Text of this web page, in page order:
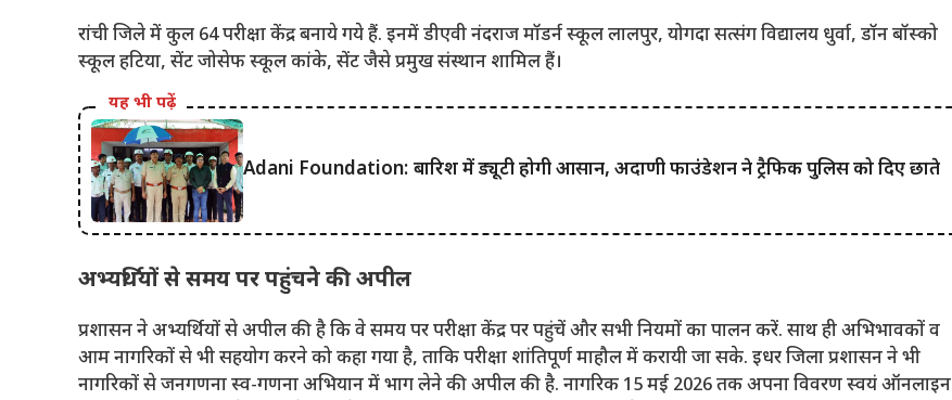
रांची जिले में कुल 64 परीक्षा केंद्र बनाये गये हैं. इनमें डीएवी नंदराज मॉडर्न स्कूल लालपुर, योगदा सत्संग विद्यालय धुर्वा, डॉन बॉस्को
स्कूल हटिया, सेंट जोसेफ स्कूल कांके, सेंट जैसे प्रमुख संस्थान शामिल हैं।
यह भी पढ़ें
Adani Foundation: बारिश में ड्यूटी होगी आसान, अदाणी फाउंडेशन ने ट्रैफिक पुलिस को दिए छाते
अभ्यर्थियों से समय पर पहुंचने की अपील
प्रशासन ने अभ्यर्थियों से अपील की है कि वे समय पर परीक्षा केंद्र पर पहुंचें और सभी नियमों का पालन करें. साथ ही अभिभावकों व
आम नागरिकों से भी सहयोग करने को कहा गया है, ताकि परीक्षा शांतिपूर्ण माहौल में करायी जा सके. इधर जिला प्रशासन ने भी
नागरिकों से जनगणना स्व-गणना अभियान में भाग लेने की अपील की है. नागरिक 15 मई 2026 तक अपना विवरण स्वयं ऑनलाइन